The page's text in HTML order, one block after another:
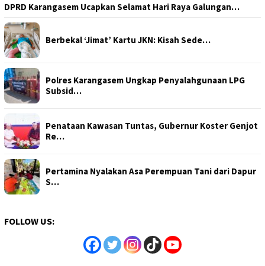
DPRD Karangasem Ucapkan Selamat Hari Raya Galungan…
Berbekal ‘Jimat’ Kartu JKN: Kisah Sede…
Polres Karangasem Ungkap Penyalahgunaan LPG
Subsid…
Penataan Kawasan Tuntas, Gubernur Koster Genjot
Re…
Pertamina Nyalakan Asa Perempuan Tani dari Dapur
S…
FOLLOW US: